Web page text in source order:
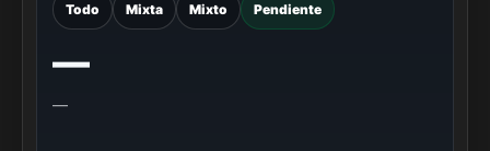
Todo Mixta Mixto Pendiente
—
—